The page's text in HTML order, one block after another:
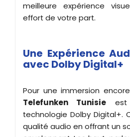
meilleure expérience
effort de votre part.
Une Expérience
avec Dolby Digital+
Pour une immersion
Telefunken Tunisie est
technologie Dolby Digital+.
qualité audio en offrant un